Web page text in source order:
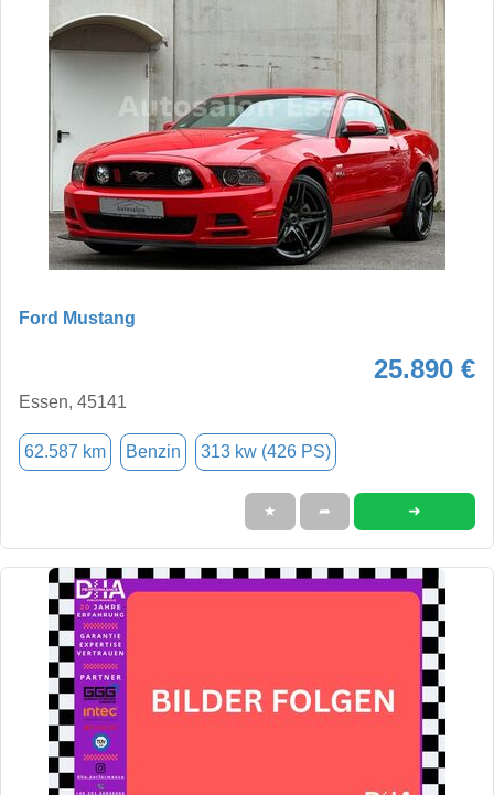
Ford Mustang
25.890 €
Essen, 45141
62.587 km Benzin 313 kw (426 PS)
★ ➦ ➜